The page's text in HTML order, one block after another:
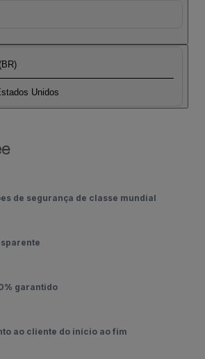
Unidos
de segurança de classe mundial
garantido
ao cliente do início ao fim